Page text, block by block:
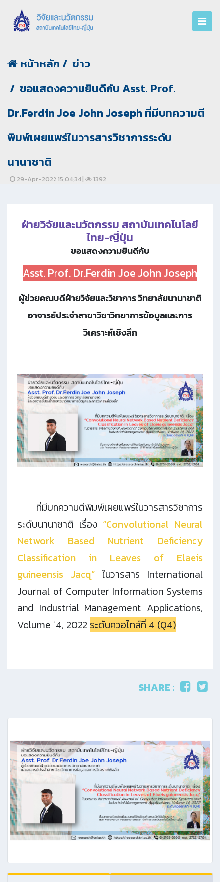
หน้าหลัก
ข่าว
ขอแสดงความยินดีกับ Asst. Prof.
Dr.Ferdin Joe John Joseph ที่มีบทความตี
พิมพ์เผยแพร่ในวารสารวิชาการระดับ
นานาชาติ
29-Apr-2022 15:04:34 | 1392
ฝ่ายวิจัยและนวัตกรรม สถาบันเทคโนโลยี
ไทย-ญี่ปุ่น
ขอแสดงความยินดีกับ
Asst. Prof. Dr.Ferdin Joe John Joseph
ผู้ช่วยคณบดีฝ่ายวิจัยและวิชาการ วิทยาลัยนานาชาติ
อาจารย์ประจำสาขาวิชาวิทยาการข้อมูลและการ
วิเคราะห์เชิงลึก
ที่มีบทความตีพิมพ์เผยแพร่ในวารสารวิชาการ
ระดับนานาชาติ เรื่อง “Convolutional Neural
Network Based Nutrient Deficiency
Classification in Leaves of Elaeis
guineensis Jacq” ในวารสาร International
Journal of Computer Information Systems
and Industrial Management Applications,
Volume 14, 2022 ระดับควอไทล์ที่ 4 (Q4)
SHARE :